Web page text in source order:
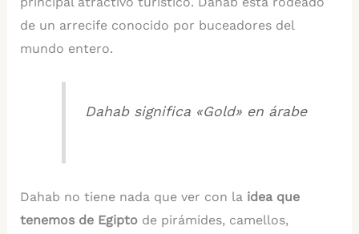
de un arrecife conocido por buceadores del
mundo entero.
Dahab significa «Gold» en árabe
Dahab no tiene nada que ver con la idea que
tenemos de Egiptode pirámides, camellos,